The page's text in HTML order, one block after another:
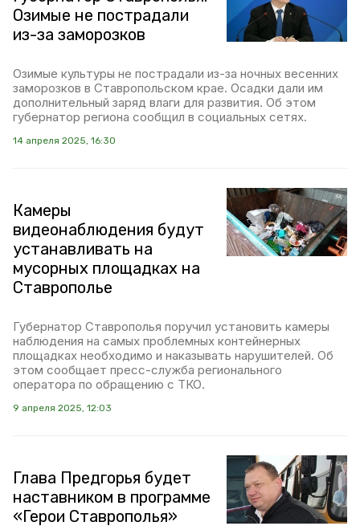
Озимые не пострадали
из-за заморозков
Озимые культуры не пострадали из-за ночных весенних
заморозков в Ставропольском крае. Осадки дали им
дополнительный заряд влаги для развития. Об этом
губернатор региона сообщил в социальных сетях.
14 апреля 2025, 16:30
Камеры
видеонаблюдения будут
устанавливать на
мусорных площадках на
Ставрополье
Губернатор Ставрополья поручил установить камеры
наблюдения на самых проблемных контейнерных
площадках необходимо и наказывать нарушителей. Об
этом сообщает пресс-служба регионального
оператора по обращению с ТКО.
9 апреля 2025, 12:03
Глава Предгорья будет
наставником в программе
«Герои Ставрополья»